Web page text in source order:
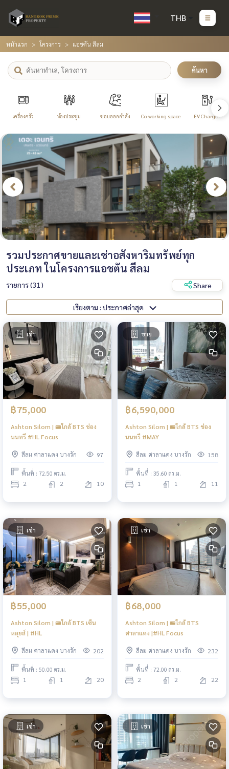
THB
หน้าแรก โครงการ แอชตัน สีลม
ค้นหา
เครื่องครัว ห้องประชุม ชอบออกกำลัง Co-working space EV Charger
รวมประกาศขายและเช่าอสังหาริมทรัพย์ทุก
ประเภท ในโครงการแอชตัน สีลม
รายการ (31) Share
เรียงตาม : ประกาศล่าสุด
เช่า
฿75,000
Ashton Silom | 🚝ใกล้ BTS ช่อง
นนทรี #HL Focus
สีลม ศาลาแดง บางรัก 97
พื้นที่ : 72.50 ตร.ม.
2 2 10
ขาย
฿6,590,000
Ashton Silom | 🚝ใกล้ BTS ช่อง
นนทรี #MAY
สีลม ศาลาแดง บางรัก 158
พื้นที่ : 35.60 ตร.ม.
1 1 11
เช่า
฿55,000
Ashton Silom | 🚝ใกล้ BTS เซ็น
หลุยส์ | #HL
สีลม ศาลาแดง บางรัก 202
พื้นที่ : 50.00 ตร.ม.
1 1 20
เช่า
฿68,000
Ashton Silom | 🚝ใกล้ BTS
ศาลาแดง |#HL Focus
สีลม ศาลาแดง บางรัก 232
พื้นที่ : 72.00 ตร.ม.
2 2 22
เช่า เช่า